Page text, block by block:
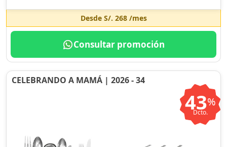
Desde S/. 268/mes
Consultar promoción
CELEBRANDO A MAMÁ | 2026 - 34
43%
Dcto.